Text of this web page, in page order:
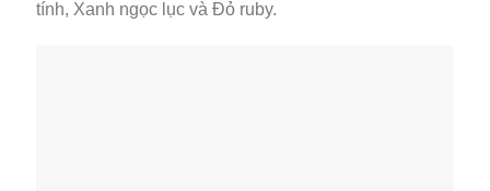
tính, Xanh ngọc lục và Đỏ ruby.